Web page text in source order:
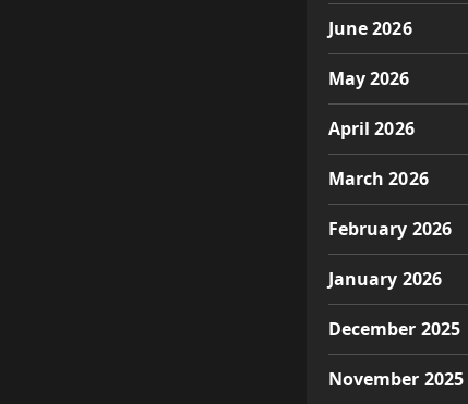
June 2026
May 2026
April 2026
March 2026
February 2026
January 2026
December 2025
November 2025